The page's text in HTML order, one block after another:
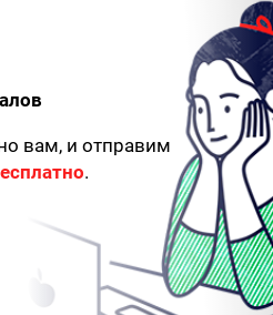
вам, и отправим
.